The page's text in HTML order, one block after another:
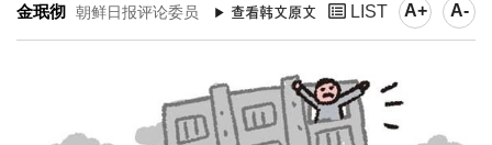
金珉彻 朝鲜日报评论委员 LIST A+ A-